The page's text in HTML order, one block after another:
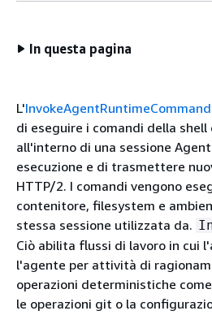
In questa pagina
L'InvokeAgentRuntimeCommand
di eseguire i comandi della
all'interno di una sessione
esecuzione e di trasmettere
HTTP/2. I comandi vengono
contenitore, filesystem e
stessa sessione utilizzata da.
Ciò abilita flussi di lavoro in cui
l'agente per attività di
operazioni deterministiche
le operazioni git o la